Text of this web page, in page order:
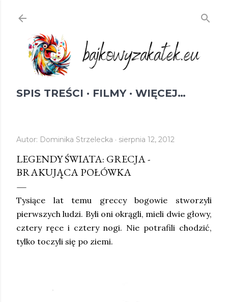
SPIS TREŚCI FILMY WIĘCEJ…
Autor: Dominika Strzelecka sierpnia 12, 2012
LEGENDY ŚWIATA: GRECJA -
BRAKUJĄCA POŁÓWKA
Tysiące lat temu greccy bogowie stworzyli
pierwszych ludzi. Byli oni okrągli, mieli dwie głowy,
cztery ręce i cztery nogi. Nie potrafili chodzić,
tylko toczyli się po ziemi.